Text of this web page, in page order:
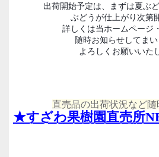
出荷開始予定は、まずは夏ぶ
ぶどうが仕上がり次第
詳しくは当ホームページ
随時お知らせしてまい
よろしくお願いいた
直売品の出荷状況など
★すざわ果樹園直売所